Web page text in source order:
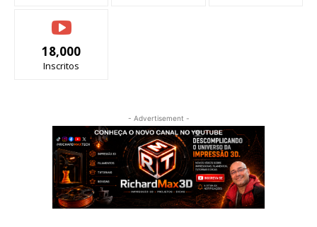
18,000
Inscritos
- Advertisement -